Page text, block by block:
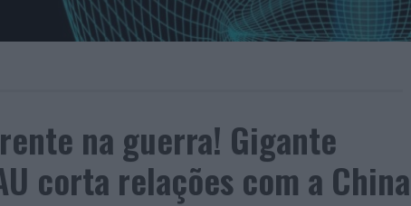
na guerra! Gigante
corta relações com a China